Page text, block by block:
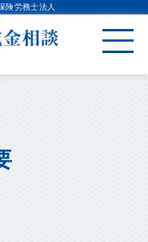
険労務士法人